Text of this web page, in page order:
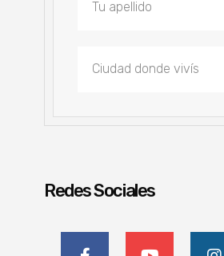
Redes Sociales